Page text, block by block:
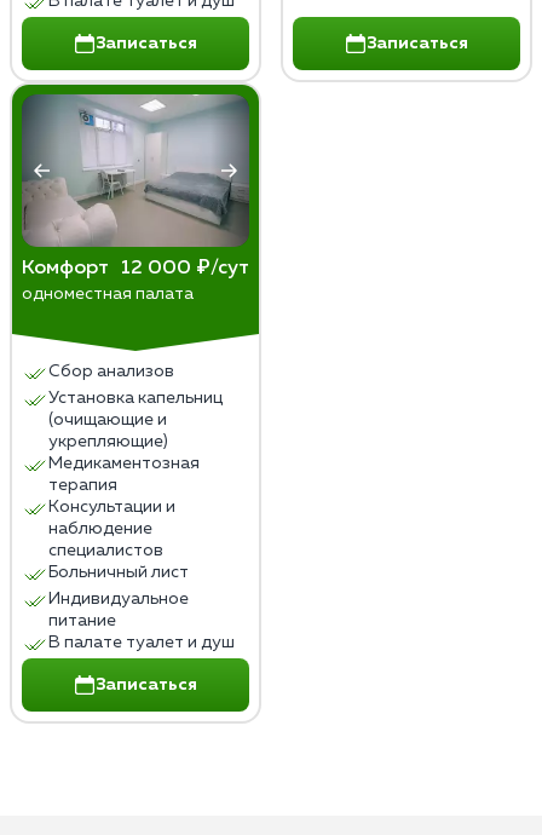
Записаться Записаться
Комфорт 12 000 ₽/сут
одноместная палата
Сбор анализов
Установка капельниц
(очищающие и
укрепляющие)
Медикаментозная
терапия
Консультации и
наблюдение
специалистов
Больничный лист
Индивидуальное
питание
В палате туалет и душ
Записаться